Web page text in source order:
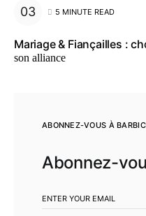
5 MINUTE READ
Mariage & Fiançailles :
son alliance
ABONNEZ-VOUS À
Abonnez-